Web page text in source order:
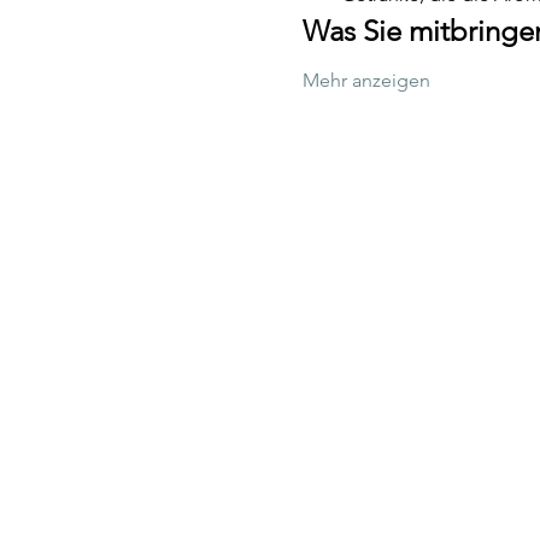
Was Sie
Mehr anzeigen